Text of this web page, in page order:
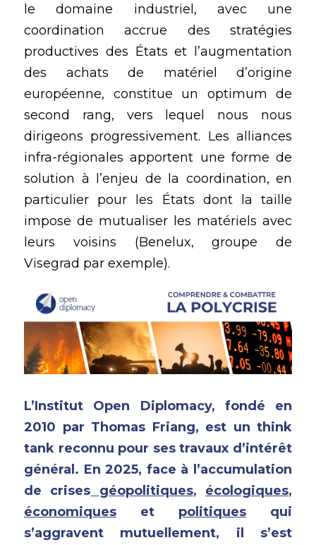
le domaine industriel, avec une
coordination accrue des stratégies
productives des États et l’augmentation
des achats de matériel d’origine
européenne, constitue un optimum de
second rang, vers lequel nous nous
dirigeons progressivement. Les alliances
infra-régionales apportent une forme de
solution à l’enjeu de la coordination, en
particulier pour les États dont la taille
impose de mutualiser les matériels avec
leurs voisins (Benelux, groupe de
Visegrad par exemple).
L’Institut Open Diplomacy, fondé en
2010 par Thomas Friang, est un think
tank reconnu pour ses travaux d’intérêt
général. En 2025, face à l’accumulation
de crises
géopolitiques, écologiques,
économiques
et politiques qui
s’aggravent mutuellement, il s’est